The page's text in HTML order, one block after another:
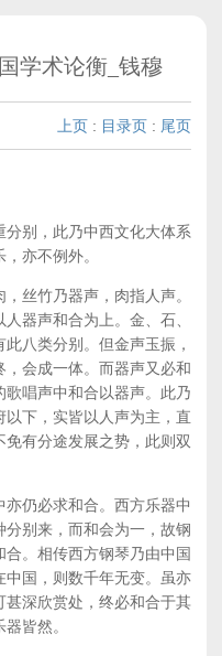
学术论衡_钱穆
上页 : 目录页 : 尾页
别，此乃中西文化大体系
亦不例外。
丝竹乃器声，肉指人声。
器声和合为上。金、石、
八类分别。但金声玉振，
会成一体。而器声又必和
唱声中和合以器声。此乃
下，实皆以人声为主，直
有分途发展之势，此则双
仍必求和合。西方乐器中
别来，而和会为一，故钢
。相传西方钢琴乃由中国
中国，则数千年无变。虽亦
深欣赏处，终必和合于其
皆然。